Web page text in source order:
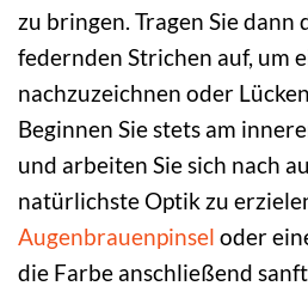
zu bringen. Tragen Sie
federnden Strichen auf, um
nachzuzeichnen oder
Beginnen Sie stets am
und arbeiten Sie sich nach
natürlichste Optik zu
Augenbrauenpinsel oder
die Farbe anschließend